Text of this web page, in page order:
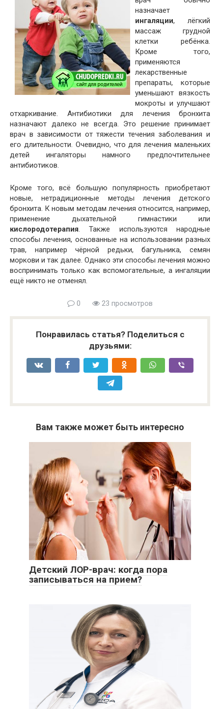
назначает
ингаляции, лёгкий
массаж грудной
клетки ребёнка.
Кроме того,
применяются
лекарственные
препараты, которые
уменьшают вязкость
мокроты и улучшают
отхаркивание. Антибиотики для лечения бронхита
назначают далеко не всегда. Это решение принимает
врач в зависимости от тяжести течения заболевания и
его длительности. Очевидно, что для лечения маленьких
детей ингаляторы намного предпочтительнее
антибиотиков.
Кроме того, всё большую популярность приобретают
новые, нетрадиционные методы лечения детского
бронхита. К новым методам лечения относится, например,
применение дыхательной гимнастики или
кислородотерапия. Также используются народные
способы лечения, основанные на использовании разных
трав, например чёрной редьки, багульника, семян
моркови и так далее. Однако эти способы лечения можно
воспринимать только как вспомогательные, а ингаляции
ещё никто не отменял.
0 23 просмотров
Понравилась статья? Поделиться с
друзьями:
Вам также может быть интересно
Детский ЛОР-врач: когда пора
записываться на прием?